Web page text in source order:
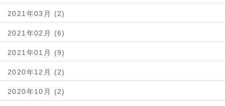
2021年03月 (2)
2021年02月 (6)
2021年01月 (9)
2020年12月 (2)
2020年10月 (2)